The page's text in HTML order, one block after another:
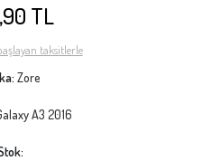
TL
taksitlerle
Zore
A3 2016